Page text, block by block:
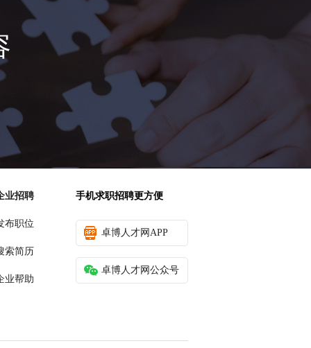
业招聘
布职位
索简历
业帮助
手机求职招聘更方便
卓博人才网APP
卓博人才网公众号